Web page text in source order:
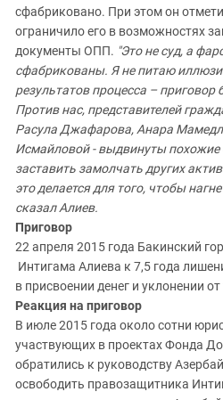
сфабриковано. При этом он
ограничило его в возможностях
документы ОПП. "Это не суд, а
сфабрикованы. Я не питаю
результатов процесса – приговор
Против нас, представителей
Расула Джафарова, Анара
Исмайловой - выдвинуты похожие
заставить замолчать других
это делается для того, чтобы
сказал Алиев.
Приговор
22 апреля 2015 года Бакинский
Интигама Алиева к 7,5 года
в присвоении денег и уклонении
Реакция на приговор
В июле 2015 года около сотни
участвующих в проектах Фонда
обратились к руководству
освободить правозащитника